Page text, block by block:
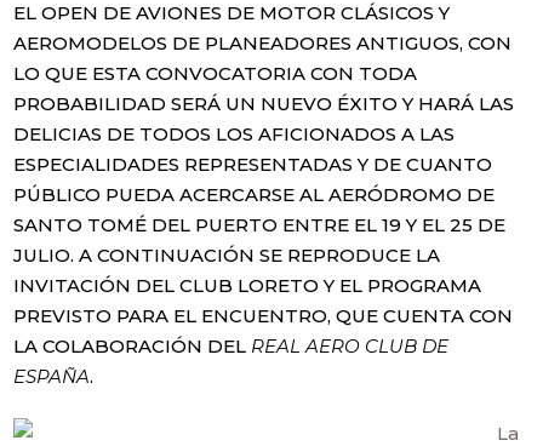
EL OPEN DE AVIONES DE MOTOR CLÁSICOS Y
AEROMODELOS DE PLANEADORES ANTIGUOS, CON
LO QUE ESTA CONVOCATORIA CON TODA
PROBABILIDAD SERÁ UN NUEVO ÉXITO Y HARÁ LAS
DELICIAS DE TODOS LOS AFICIONADOS A LAS
ESPECIALIDADES REPRESENTADAS Y DE CUANTO
PÚBLICO PUEDA ACERCARSE AL AERÓDROMO DE
SANTO TOMÉ DEL PUERTO ENTRE EL 19 Y EL 25 DE
JULIO. A CONTINUACIÓN SE REPRODUCE LA
INVITACIÓN DEL CLUB LORETO Y EL PROGRAMA
PREVISTO PARA EL ENCUENTRO, QUE CUENTA CON
LA COLABORACIÓN DEL REAL AERO CLUB DE
ESPAÑA.
La